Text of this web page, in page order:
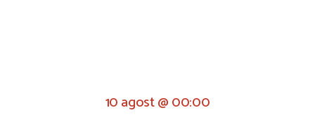
10 agost @ 00:00